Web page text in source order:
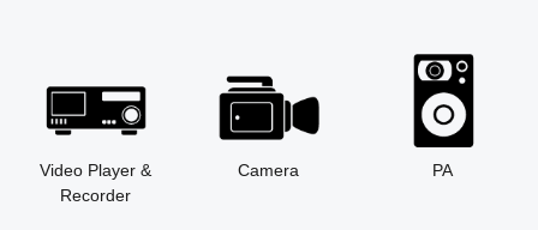
Video Player &
Recorder
Camera PA